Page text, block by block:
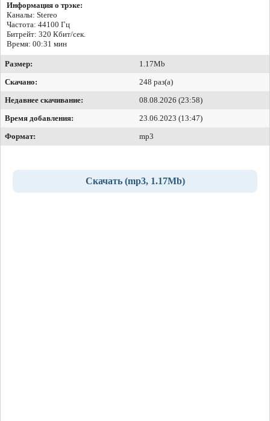
Информация о трэке:
Каналы: Stereo
Частота: 44100 Гц
Битрейт: 320 Кбит/сек.
Время: 00:31 мин
Размер:
1.17Mb
Скачано:
248 раз(а)
Недавнее скачивание:
08.08.2026 (23:58)
Время добавления:
23.06.2023 (13:47)
Формат:
mp3
Скачать (mp3, 1.17Mb)